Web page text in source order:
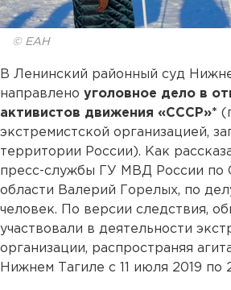
© ЕАН
В Ленинский районный суд
направлено уголовное дело в
активистов движения «СССР»*
экстремистской организацией,
территории России). Как
пресс-службы ГУ МВД России по
области Валерий Горелых, по
человек. По версии следствия,
участвовали в деятельности
организации, распространяя
Нижнем Тагиле с 11 июля 2019 по